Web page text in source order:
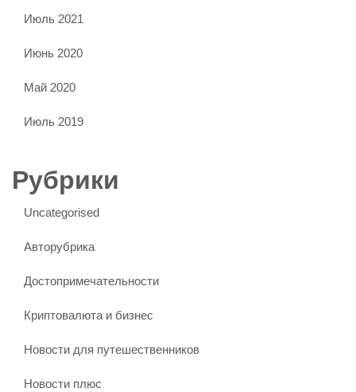
Июль 2021
Июнь 2020
Май 2020
Июль 2019
Рубрики
Uncategorised
Авторубрика
Достопримечательности
Криптовалюта и бизнес
Новости для путешественников
Новости плюс